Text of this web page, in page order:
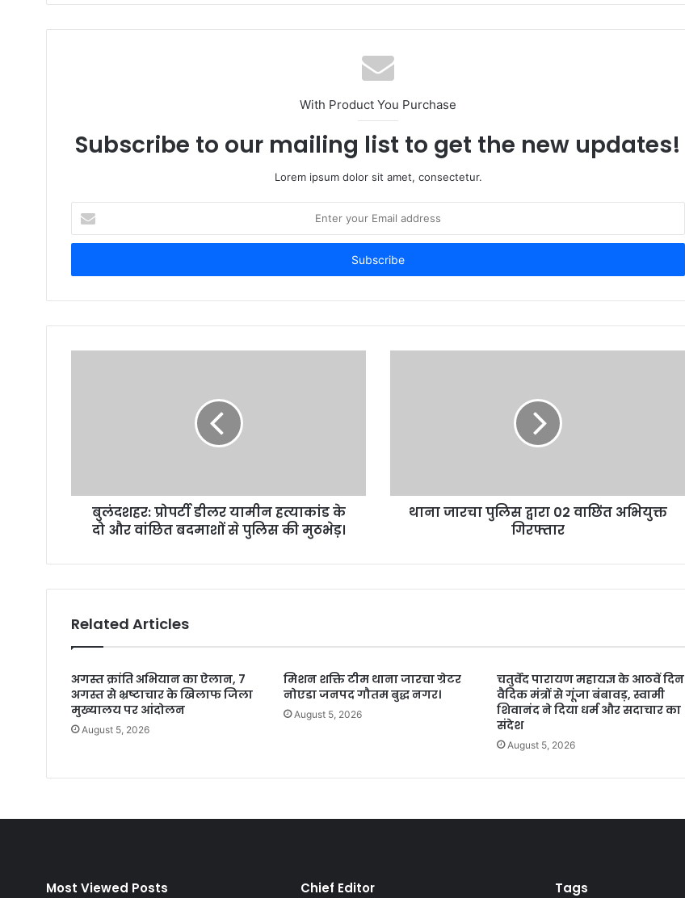
With Product You Purchase
Subscribe to our mailing list to get the new updates!
Lorem ipsum dolor sit amet, consectetur.
your
Email
बुलंदशहर: प्रोपर्टी डीलर यामीन हत्याकांड के
दो और वांछित बदमाशों से पुलिस की मुठभेड़।
थाना जारचा पुलिस द्वारा 02 वाछिंत अभियुक्त
गिरफ्तार
Related Articles
अगस्त क्रांति अभियान का ऐलान, 7
अगस्त से भ्रष्टाचार के खिलाफ जिला
मुख्यालय पर आंदोलन
August 5, 2026
मिशन शक्ति टीम थाना जारचा ग्रेटर
नोएडा जनपद गौतम बुद्ध नगर।
August 5, 2026
चतुर्वेद पारायण महायज्ञ के आठवें दिन
वैदिक मंत्रों से गूंजा बंबावड़, स्वामी
शिवानंद ने दिया धर्म और सदाचार का
संदेश
August 5, 2026
Most Viewed Posts Chief Editor Tags